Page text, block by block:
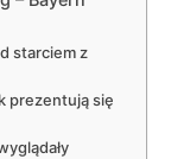
starciem z
prezentują się